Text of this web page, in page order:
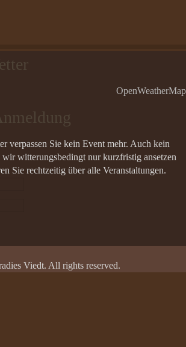
OpenWeatherMap
verpassen Sie kein Event mehr. Auch kein
witterungsbedingt nur kurzfristig ansetzen
Sie rechtzeitig über alle Veranstaltungen.
Viedt. All rights reserved.